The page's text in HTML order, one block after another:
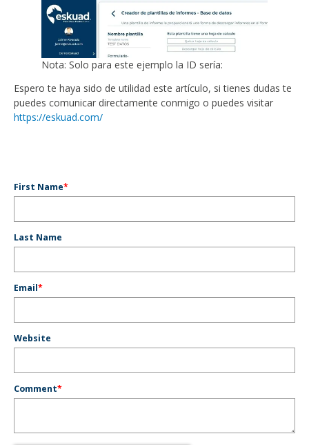
Nota: Solo para este ejemplo la ID sería:
Espero te haya sido de utilidad este artículo, si tienes dudas te
puedes comunicar directamente conmigo o puedes visitar
https://eskuad.com/
First Name*
Last Name
Email*
Website
Comment*